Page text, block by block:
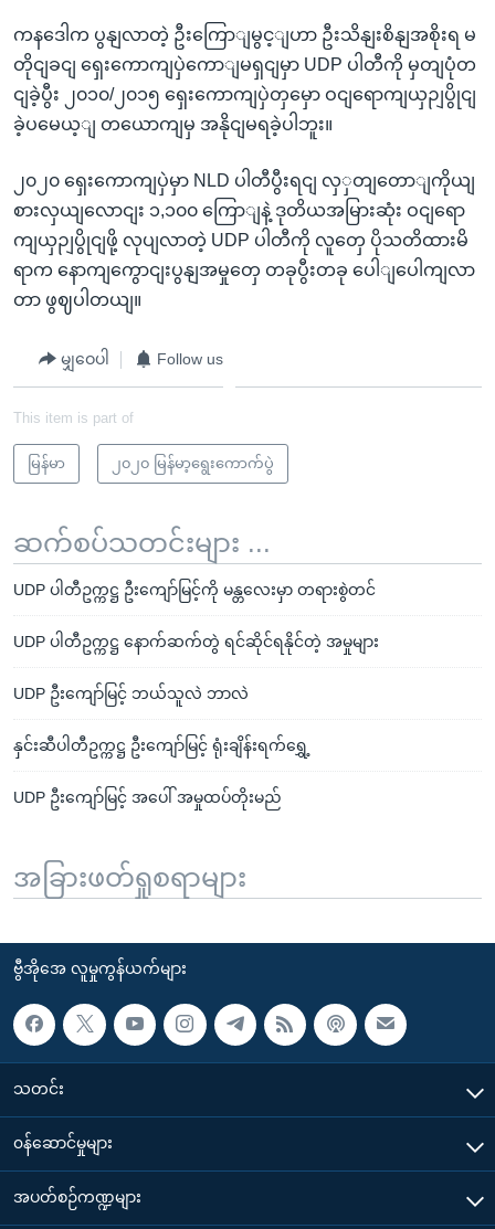
ကနဒေါက ပွနျလာတဲ့ ဦးကြောျမွင့ျဟာ ဦးသိနျးစိနျအစိုးရ မ
တိုငျခငျ ရှေးကောကျပှဲကောျမရှငျမှာ UDP ပါတီကို မှတျပုံတ
ငျခဲ့ပွီး ၂၀၁၀/၂၀၁၅ ရှေးကောကျပှဲတှမှော ဝငျရောကျယှဉျပွိုငျ
ခဲ့ပမေယ့ျ တယောကျမှ အနိုငျမရခဲ့ပါဘူး။
၂၀၂၀ ရှေးကောကျပှဲမှာ NLD ပါတီပွီးရငျ လှှတျတောျကိုယျ
စားလှယျလောငျး ၁,၁၀၀ ကြောျနဲ့ ဒုတိယအမြားဆုံး ဝငျရော
ကျယှဉျပွိုငျဖို့ လုပျလာတဲ့ UDP ပါတီကို လူတှေ ပိုသတိထားမိ
ရာက နောကျကွောငျးပွနျအမှုတှေ တခုပွီးတခု ပေါျပေါကျလာ
တာ ဖွဈပါတယျ။
မျှဝေပါ Follow us
This item is part of
မြန်မာ ၂၀၂၀ မြန်မာ့ရွေးကောက်ပွဲ
ဆက်စပ်သတင်းများ ...
UDP ပါတီဥက္ကဋ္ဌ ဦးကျော်မြင့်ကို မန္တလေးမှာ တရားစွဲတင်
UDP ပါတီဥက္ကဋ္ဌ နောက်ဆက်တွဲ ရင်ဆိုင်ရနိုင်တဲ့ အမှုများ
UDP ဦးကျော်မြင့် ဘယ်သူလဲ ဘာလဲ
နှင်းဆီပါတီဥက္ကဋ္ဌ ဦးကျော်မြင့် ရုံးချိန်းရက်ရွှေ့
UDP ဦးကျော်မြင့် အပေါ် အမှုထပ်တိုးမည်
အခြားဖတ်ရှုစရာများ
ဗွီအိုအေ လူမှုကွန်ယက်များ
သတင်း
၀န်ဆောင်မှုများ
အပတ်စဉ်ကဏ္ဍများ